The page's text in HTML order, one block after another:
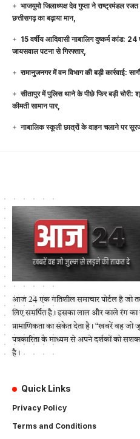
भाजयुमो जिलाध्यक्ष देव गुप्ता ने राष्ट्रमंडल
छत्तीसगढ़ का बढ़ाया मान,
15 वर्षीय आदिवासी नाबालिग दुष्कर्म कांड:
जायसवाल पटना से गिरफ्तार,
रामानुजनगर में वन विभाग की बड़ी कार्रवाई:
सीतापुर में पुलिस थाने के पीछे फिर बड़ी
कीमती सामान पार,
नाबालिक स्कूली छात्रों के वाहन चलाने पर
आज 24 एक गतिशील समाचार पोर्टल है जो
लिए समर्पित है। इसका लाल और काले रंग का
प्रामाणिकता का संकेत देता है। “खबरें वह
पत्रकारिता के माध्यम से अपने दर्शकों को सशक्त
है।
Quick Links
Privacy Policy
Terms and Conditions